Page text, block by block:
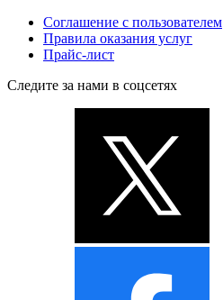
Соглашение с пользователем
Правила оказания услуг
Прайс-лист
Следите за нами в соцсетях